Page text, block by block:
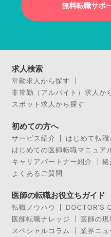
無料転職サポ
求人検索
常勤求人から探す
非常勤（アルバイト）求人か
スポット求人から探す
初めての方へ
サービス紹介
はじめて転
はじめての医師転職マニュア
キャリアパートナー紹介
拠
よくあるご質問
医師の転職お役立ちガイド
転職ノウハウ
DOCTOR’S
医師転職ナレッジ
医師の
スペシャルコラム
業界ニュ